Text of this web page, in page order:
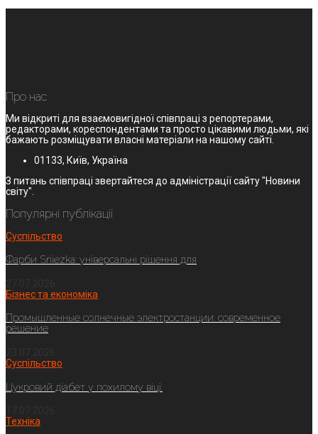
Про нас
Ми відкриті для взаємовигідної співпраці з репортерами,
редакторами, кореспондентами та просто цікавими людьми, які
бажають розміщувати власні матеріали на нашому сайті.
01133, Київ, Україна
З питань співпраці звертайтеся до адміністрації сайту "Новини
світу".
Популярні публікації
Суспільство
Фарби Sniezka: універсальні рішення для
Бізнес та економіка
Промышленные солнечные электростанции: современное
решение
Суспільство
Цукровий діабет у похилому віці:
Техніка